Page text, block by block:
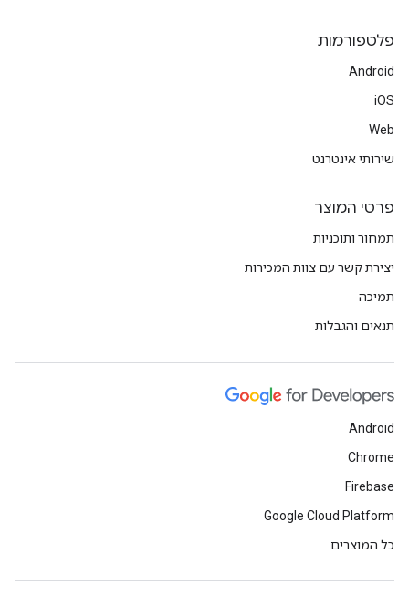
פלטפורמות
Android
iOS
Web
שירותי אינטרנט
פרטי המוצר
תמחור ותוכניות
יצירת קשר עם צוות המכירות
תמיכה
תנאים והגבלות
Android
Chrome
Firebase
Google Cloud Platform
כל המוצרים